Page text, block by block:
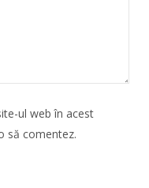
ul web în acest
să comentez.